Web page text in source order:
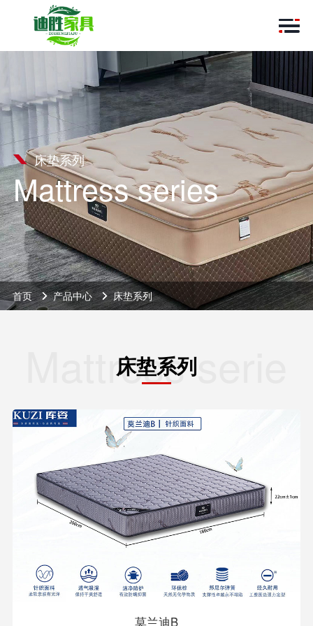
床垫系列
Mattress series
首页 产品中心 床垫系列
Mattress series
床垫系列
莫兰迪B